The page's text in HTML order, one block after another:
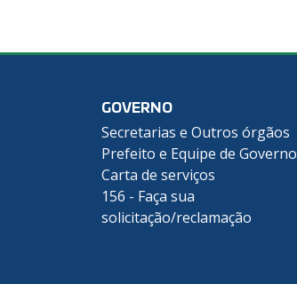
GOVERNO
Secretarias e Outros órgãos
Prefeito e Equipe de Governo
Carta de serviços
156 - Faça sua
solicitação/reclamação